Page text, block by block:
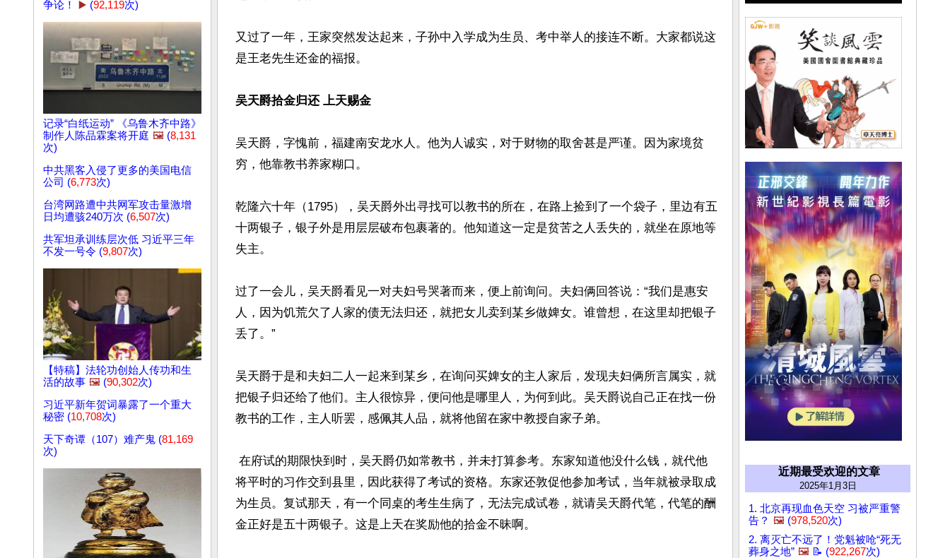
争论！
▶️ (92,119次)
记录“白纸运动” 《乌鲁木齐中路》
制作人陈品霖案将开庭 🖼️ (8,131
次)
中共黑客入侵了更多的美国电信
公司 (6,773次)
台湾网路遭中共网军攻击量激增
日均遭骇240万次 (6,507次)
共军坦承训练层次低 习近平三年
不发一号令 (9,807次)
【特稿】法轮功创始人传功和生
活的故事 🖼️ (90,302次)
习近平新年贺词暴露了一个重大
秘密 (10,708次)
天下奇谭（107）难产鬼 (81,169
次)
又过了一年，王家突然发达起来，子孙中入学成为生员、考中举人的接连不断。大家都说这
是王老先生还金的福报。
吴天爵拾金归还 上天赐金
吴天爵，字愧前，福建南安龙水人。他为人诚实，对于财物的取舍甚是严谨。因为家境贫
穷，他靠教书养家糊口。
乾隆六十年（1795），吴天爵外出寻找可以教书的所在，在路上捡到了一个袋子，里边有五
十两银子，银子外是用层层破布包裹著的。他知道这一定是贫苦之人丢失的，就坐在原地等
失主。
过了一会儿，吴天爵看见一对夫妇号哭著而来，便上前询问。夫妇俩回答说：“我们是惠安
人，因为饥荒欠了人家的债无法归还，就把女儿卖到某乡做婢女。谁曾想，在这里却把银子
丢了。”
吴天爵于是和夫妇二人一起来到某乡，在询问买婢女的主人家后，发现夫妇俩所言属实，就
把银子归还给了他们。主人很惊异，便问他是哪里人，为何到此。吴天爵说自己正在找一份
教书的工作，主人听罢，感佩其人品，就将他留在家中教授自家子弟。
将平时的习作交到县里，因此获得了考试的资格。东家还敦促他参加考试，当年就被录取成
为生员。复试那天，有一个同桌的考生生病了，无法完成试卷，就请吴天爵代笔，代笔的酬
金正好是五十两银子。这是上天在奖励他的拾金不昧啊。
近期最受欢迎的文章
2025年1月3日
1. 北京再现血色天空 习被严重警
告？ 🖼️ (978,520次)
2. 离灭亡不远了！党魁被呛“死无
葬身之地” 🖼️ 📝 (922,267次)